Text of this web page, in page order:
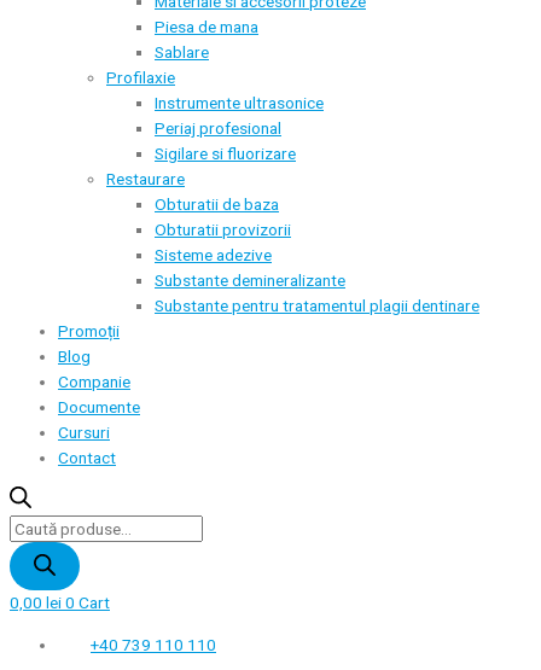
Piesa de mana
Sablare
Profilaxie
Instrumente ultrasonice
Periaj profesional
Sigilare si fluorizare
Restaurare
Obturatii de baza
Obturatii provizorii
Sisteme adezive
Substante demineralizante
Substante pentru tratamentul plagii dentinare
Promoții
Blog
Companie
Documente
Cursuri
Contact
Products
search
0,00 lei0 Cart
+40 739 110 110